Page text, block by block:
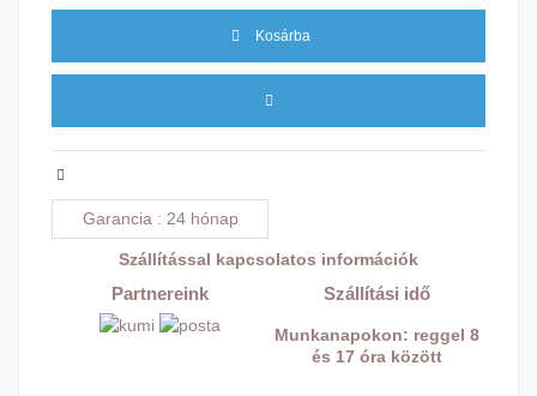
Kosárba
Garancia 24 hónap
Szállítással kapcsolatos információk
Partnereink Szállítási idő
Munkanapokon: reggel 8
és 17 óra között